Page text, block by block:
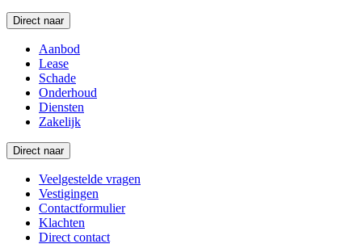
Direct naar
Aanbod
Lease
Schade
Onderhoud
Diensten
Zakelijk
Direct naar
Veelgestelde vragen
Vestigingen
Contactformulier
Klachten
Direct contact